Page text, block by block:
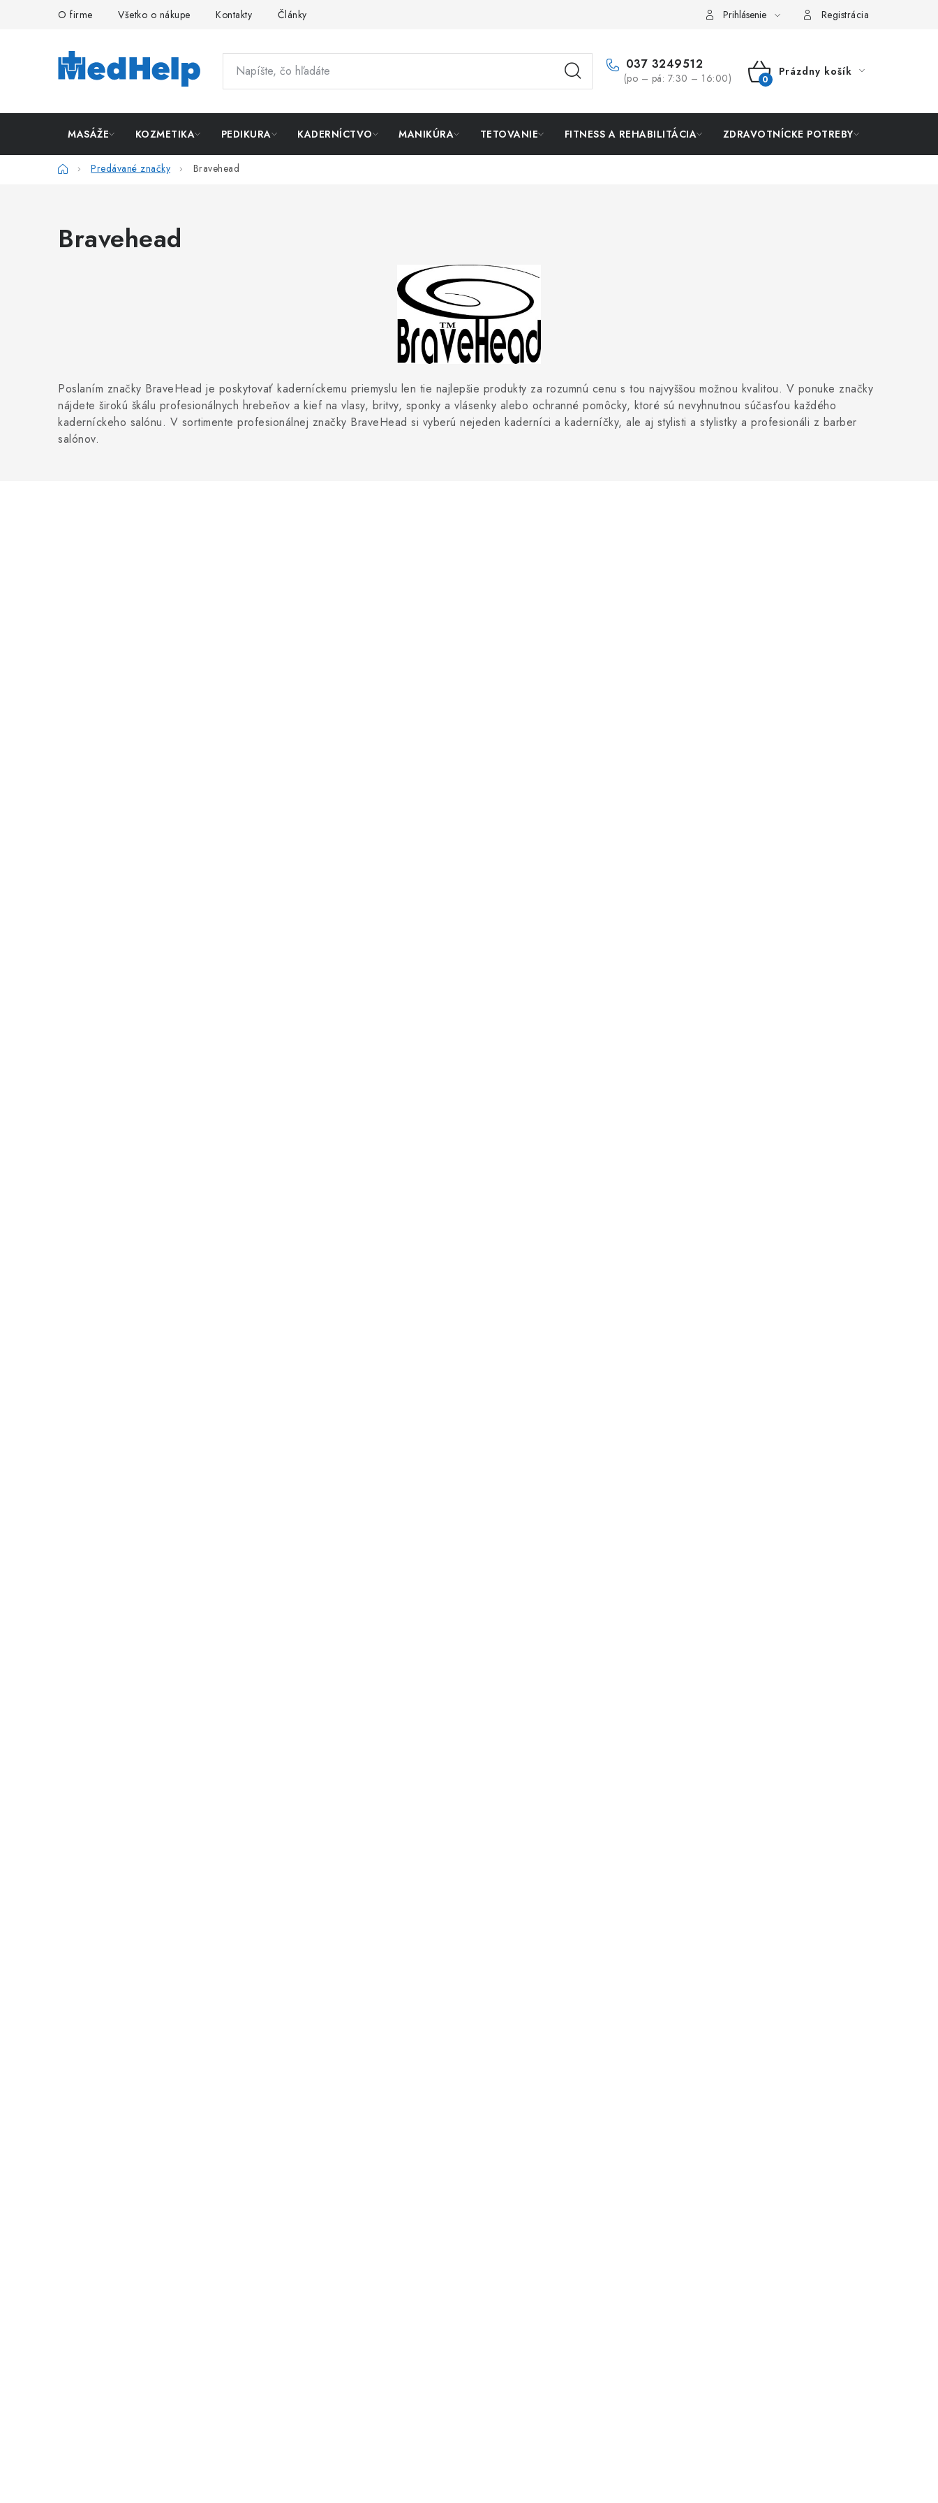
O firme Všetko o nákupe Kontakty Články Prihlásenie Registrácia
037 3249512
(po – pá: 7:30 – 16:00)
NÁKUPNÝ
Prázdny košík
MASÁŽE KOZMETIKA PEDIKURA KADERNÍCTVO MANIKÚRA TETOVANIE FITNESS A REHABILITÁCIA ZDRAVOTNÍCKE POTREBY
DomovPredávané značky Bravehead
Bravehead
Poslaním značky BraveHead je poskytovať kaderníckemu priemyslu len tie najlepšie produkty za rozumnú cenu s tou najvyššou možnou kvalitou. V ponuke značky
nájdete širokú škálu profesionálnych hrebeňov a kief na vlasy, britvy, sponky a vlásenky alebo ochranné pomôcky, ktoré sú nevyhnutnou súčasťou každého
kaderníckeho salónu. V sortimente profesionálnej značky BraveHead si vyberú nejeden kaderníci a kaderníčky, ale aj stylisti a stylistky a profesionáli z barber
salónov.